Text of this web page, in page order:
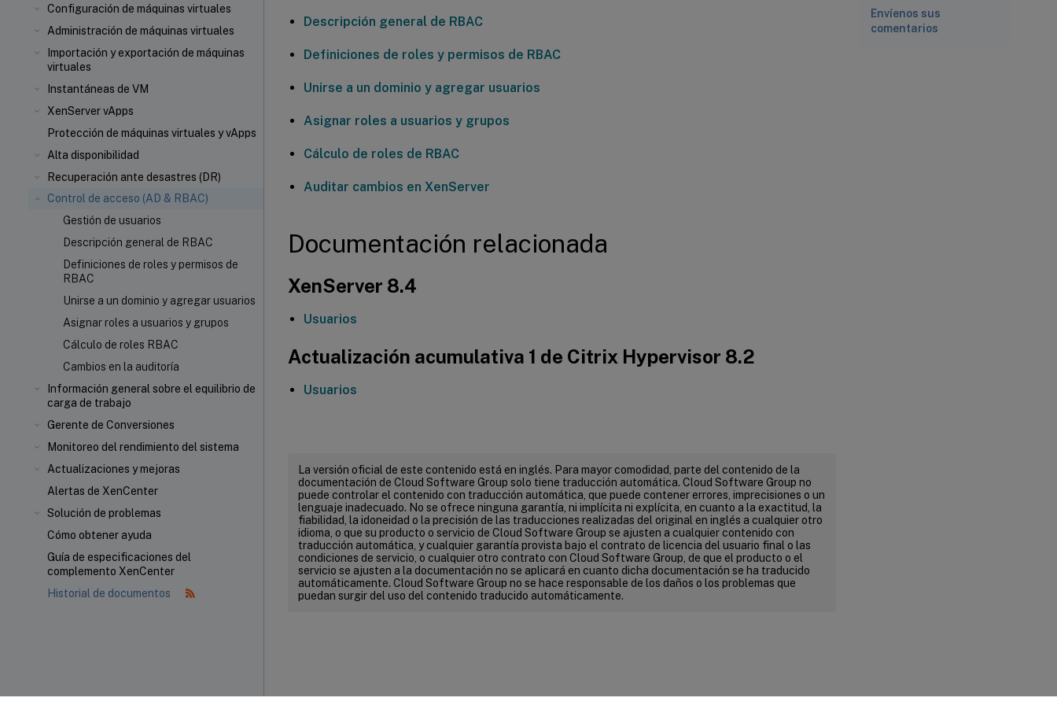
Configuración de máquinas virtuales
Administración de máquinas virtuales
Importación y exportación de máquinas
virtuales
Instantáneas de VM
XenServer vApps
Protección de máquinas virtuales y vApps
Alta disponibilidad
Recuperación ante desastres (DR)
Control de acceso (AD & RBAC)
Gestión de usuarios
Descripción general de RBAC
Definiciones de roles y permisos de
RBAC
Unirse a un dominio y agregar usuarios
Asignar roles a usuarios y grupos
Cálculo de roles RBAC
Cambios en la auditoría
Información general sobre el equilibrio de
carga de trabajo
Gerente de Conversiones
Monitoreo del rendimiento del sistema
Actualizaciones y mejoras
Alertas de XenCenter
Solución de problemas
Cómo obtener ayuda
Guía de especificaciones del
complemento XenCenter
Historial de documentos
Descripción general de RBAC
Definiciones de roles y permisos de RBAC
Unirse a un dominio y agregar usuarios
Asignar roles a usuarios y grupos
Cálculo de roles de RBAC
Auditar cambios en XenServer
Documentación relacionada
XenServer 8.4
Usuarios
Actualización acumulativa 1 de Citrix Hypervisor 8.2
Usuarios
La versión oficial de este contenido está en inglés. Para mayor comodidad, parte del contenido de la
documentación de Cloud Software Group solo tiene traducción automática. Cloud Software Group no
puede controlar el contenido con traducción automática, que puede contener errores, imprecisiones o un
lenguaje inadecuado. No se ofrece ninguna garantía, ni implícita ni explícita, en cuanto a la exactitud, la
fiabilidad, la idoneidad o la precisión de las traducciones realizadas del original en inglés a cualquier otro
idioma, o que su producto o servicio de Cloud Software Group se ajusten a cualquier contenido con
traducción automática, y cualquier garantía provista bajo el contrato de licencia del usuario final o las
condiciones de servicio, o cualquier otro contrato con Cloud Software Group, de que el producto o el
servicio se ajusten a la documentación no se aplicará en cuanto dicha documentación se ha traducido
automáticamente. Cloud Software Group no se hace responsable de los daños o los problemas que
puedan surgir del uso del contenido traducido automáticamente.
Envíenos sus
comentarios